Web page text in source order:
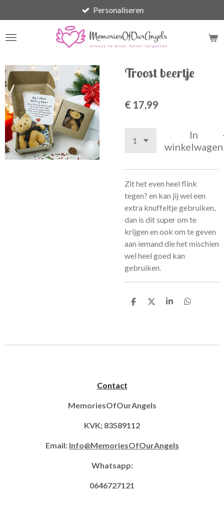
direct
naar
Personaliseren
Troost beertje
€ 17,99
In
winkelwagen
Zit het even heel flink
tegen? en kan jij wel een
extra knuffeltje gebruiken,
dan is dit super om te
krijgen en ook om te geven
aan iemand die het mischien
wel heel goed kan
gebruiken.
D
D
S
D
Contact
MemoriesOfOurAngels
KVK; 83589112
Email: Info@MemoriesOfOurAngels
Whatsapp:
0646727121